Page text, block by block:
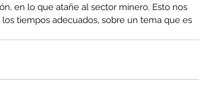
Humberto Vega Rivera
en lo que atañe al sector minero. Esto nos
tiempos adecuados, sobre un tema que es